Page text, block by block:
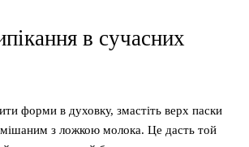
в сучасних
форми в духовку, змастіть верх паски
з ложкою молока. Це дасть той